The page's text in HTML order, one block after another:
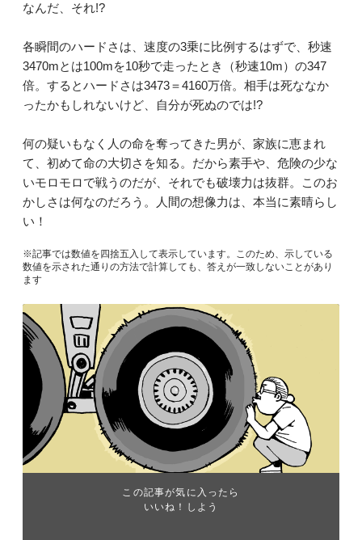
なんだ、それ!?
各瞬間のハードさは、速度の3乗に比例するはずで、秒速
3470mとは100mを10秒で走ったとき（秒速10m）の347
倍。するとハードさは3473＝4160万倍。相手は死ななか
ったかもしれないけど、自分が死ぬのでは!?
何の疑いもなく人の命を奪ってきた男が、家族に恵まれ
て、初めて命の大切さを知る。だから素手や、危険の少な
いモロモロで戦うのだが、それでも破壊力は抜群。このお
かしさは何なのだろう。人間の想像力は、本当に素晴らし
い！
※記事では数値を四捨五入して表示しています。このため、示している
数値を示された通りの方法で計算しても、答えが一致しないことがあり
ます
この記事が気に入ったら
いいね！しよう